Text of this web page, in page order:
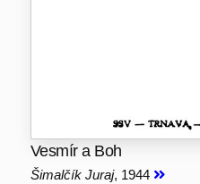
Vesmír a Boh
Šimalčík Juraj, 1944